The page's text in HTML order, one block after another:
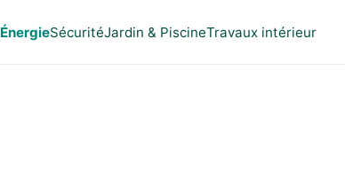
ÉnergieSécuritéJardin & PiscineTravaux intérieur